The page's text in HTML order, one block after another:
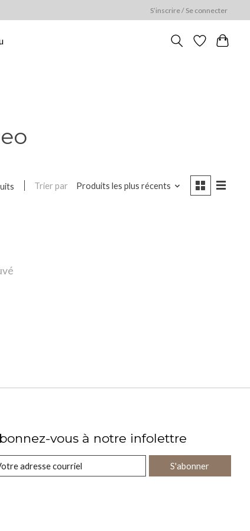
S’inscrire / Se connecter
Trier par Produits les plus récents
vous à notre infolettre
S'abonner